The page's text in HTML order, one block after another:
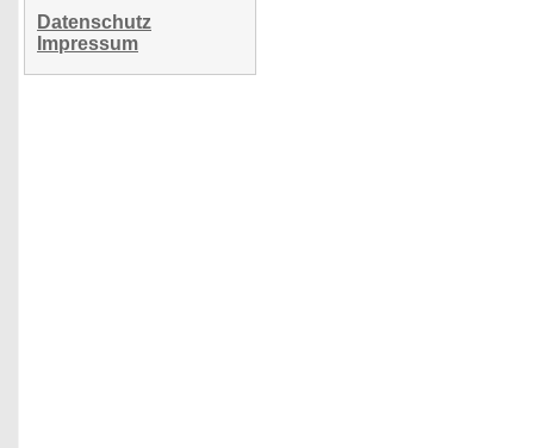
Datenschutz
Impressum